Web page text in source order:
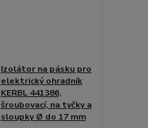
Izolátor na pásku pro
elektrický ohradník
KERBL 441386,
šroubovací, na tyčky a
sloupky Ø do 17 mm